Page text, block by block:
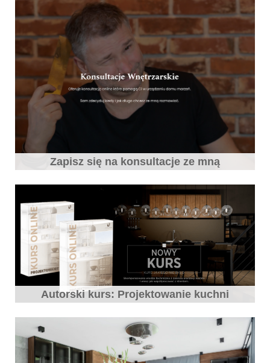
Zapisz się na konsultacje ze mną
Autorski kurs: Projektowanie kuchni